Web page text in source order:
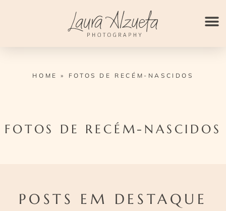
HOME » FOTOS DE RECÉM-NASCIDOS
FOTOS DE RECÉM-NASCIDOS
POSTS EM DESTAQUE